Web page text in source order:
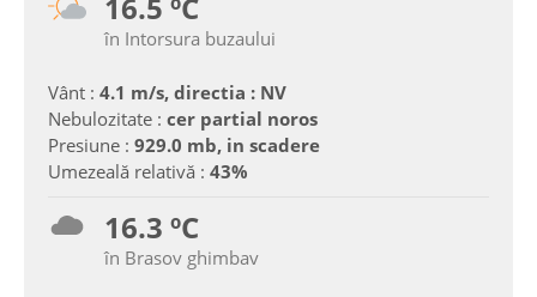
în Intorsura buzaului
Vânt : 4.1 m/s, directia : NV
Nebulozitate : cer partial noros
Presiune : 929.0 mb, in scadere
Umezeală relativă : 43%
16.3 ºC
în Brasov ghimbav